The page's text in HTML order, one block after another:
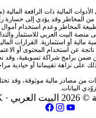
فلسطين
والفوركس
في مصر
المالية ذات الرافعة
المخاطر وقد يؤدي إلى خسارة رأس
المخاطر وعدم استخدام أموال
البيت العربي للاستثمار
مالية أو استثمارية. القرارات
عن استخدام المحتوى أو
ضمن برامج شراكة تسويقية، وقد
على نزاهة تقييماتنا أو حيادية
من مصادر مالية موثوقة، وقد
البيانات.
·